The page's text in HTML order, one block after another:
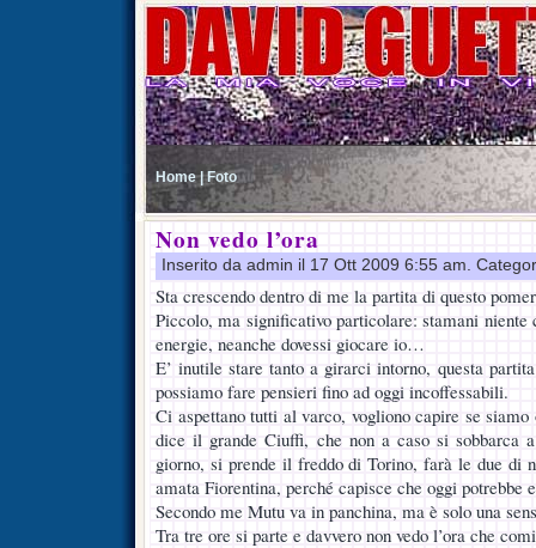
Home | Foto
Non vedo l’ora
Inserito da admin il 17 Ott 2009 6:55 am.
Sta crescendo dentro di me la partita di questo
Piccolo, ma significativo particolare: stamani niente
energie, neanche dovessi giocare io…
E’ inutile stare tanto a girarci intorno, questa
possiamo fare pensieri fino ad oggi incoffessabili.
Ci aspettano tutti al varco, vogliono capire se
dice il grande Ciuffi, che non a caso si sobbarca
giorno, si prende il freddo di Torino, farà le due di
amata Fiorentina, perché capisce che oggi potrebbe
Secondo me Mutu va in panchina, ma è solo una
Tra tre ore si parte e davvero non vedo l’ora che